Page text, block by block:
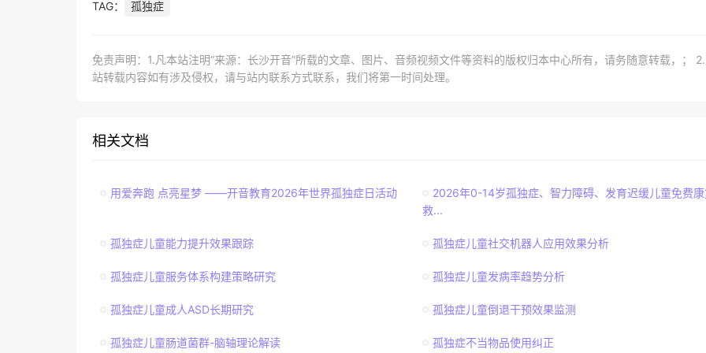
TAG： 孤独症
免责声明：1.凡本站注明“来源：长沙开音”所载的文章、图片、音频视频文件等资料的版权归本中心所有，请务随意转载，；
站转载内容如有涉及侵权，请与站内联系方式联系，我们将第一时间处理。
相关文档
用爱奔跑 点亮星梦 ——开音教育2026年世界孤独症日活动
2026年0-14岁孤独症、智力障碍、发育迟缓儿童免费康
救...
孤独症儿童能力提升效果跟踪 孤独症儿童社交机器人应用效果分析
孤独症儿童服务体系构建策略研究 孤独症儿童发病率趋势分析
孤独症儿童成人ASD长期研究 孤独症儿童倒退干预效果监测
孤独症儿童肠道菌群-脑轴理论解读 孤独症不当物品使用纠正